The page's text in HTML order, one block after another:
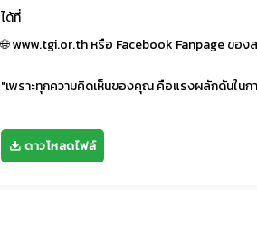
ได้ที่
🌐www.tgi.or.thหรือ Facebook Fanpage ของ
"เพราะทุกความคิดเห็นของคุณ คือแรงผลักดันใน
ดาวโหลดไฟล์